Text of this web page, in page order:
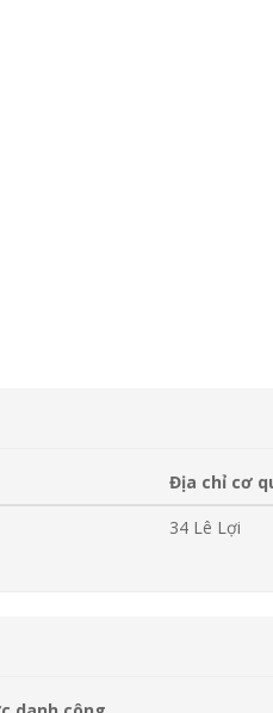
Địa chỉ cơ
34 Lê Lợi